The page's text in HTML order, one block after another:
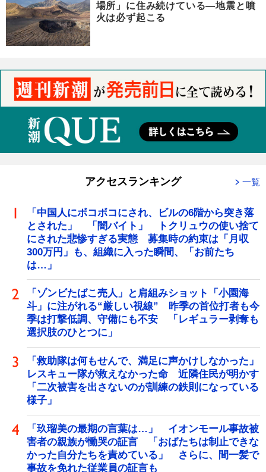
場所」に住み続けている―地震と噴
火は必ず起こる
アクセスランキング 一覧
「中国人にボコボコにされ、ビルの6階から突き落
とされた」 「闇バイト」 トクリュウの使い捨て
にされた悲惨すぎる実態 募集時の約束は「月収
300万円」も、組織に入った瞬間、「お前たち
は…」
「ゾンビたばこ売人」と肩組みショット「小園海
斗」に注がれる“厳しい視線” 昨季の首位打者も今
季は打撃低調、守備にも不安 「レギュラー剥奪も
選択肢のひとつに」
「救助隊は何もせんで、満足に声かけしなかった」
レスキュー隊が救えなかった命 近隣住民が明かす
「二次被害を出さないのが訓練の鉄則になっている
様子」
「玖瑠美の最期の言葉は…」 イオンモール事故被
害者の親族が慟哭の証言 「おばたちは制止できな
かった自分たちを責めている」 さらに、間一髪で
事故を免れた従業員の証言も